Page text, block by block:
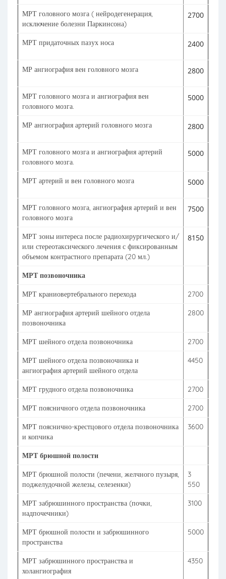
МРТ головного мозга ( нейродегенерация,
исключение болезни Паркинсона)
2700
МРТ придаточных пазух носа 2400
МР ангиография вен головного мозга 2800
МРТ головного мозга и ангиография вен
головного мозга.
5000
МР ангиография артерий головного мозга 2800
МРТ головного мозга и ангиография артерий
головного мозга.
5000
МРТ артерий и вен головного мозга 5000
МРТ головного мозга, ангиография артерий и вен
головного мозга
7500
МРТ зоны интереса после радиохирургического и/
или стереотаксического лечения с фиксированным
объемом контрастного препарата (20 мл.)
8150
МРТ позвоночника
МРТ краниовертебрального перехода 2700
МР ангиография артерий шейного отдела
позвоночника
2800
МРТ шейного отдела позвоночника 2700
МРТ шейного отдела позвоночника и
ангиография артерий шейного отдела
4450
МРТ грудного отдела позвоночника 2700
МРТ поясничного отдела позвоночника 2700
МРТ пояснично-крестцового отдела позвоночника
и копчика
3600
МРТ брюшной полости
МРТ брюшной полости (печени, желчного пузыря,
поджелудочной железы, селезенки)
3
550
МРТ забрюшинного пространства (почки,
надпочечники)
3100
МРТ брюшной полости и забрюшинного
пространства
5000
МРТ забрюшинного пространства и
холангиография
4350